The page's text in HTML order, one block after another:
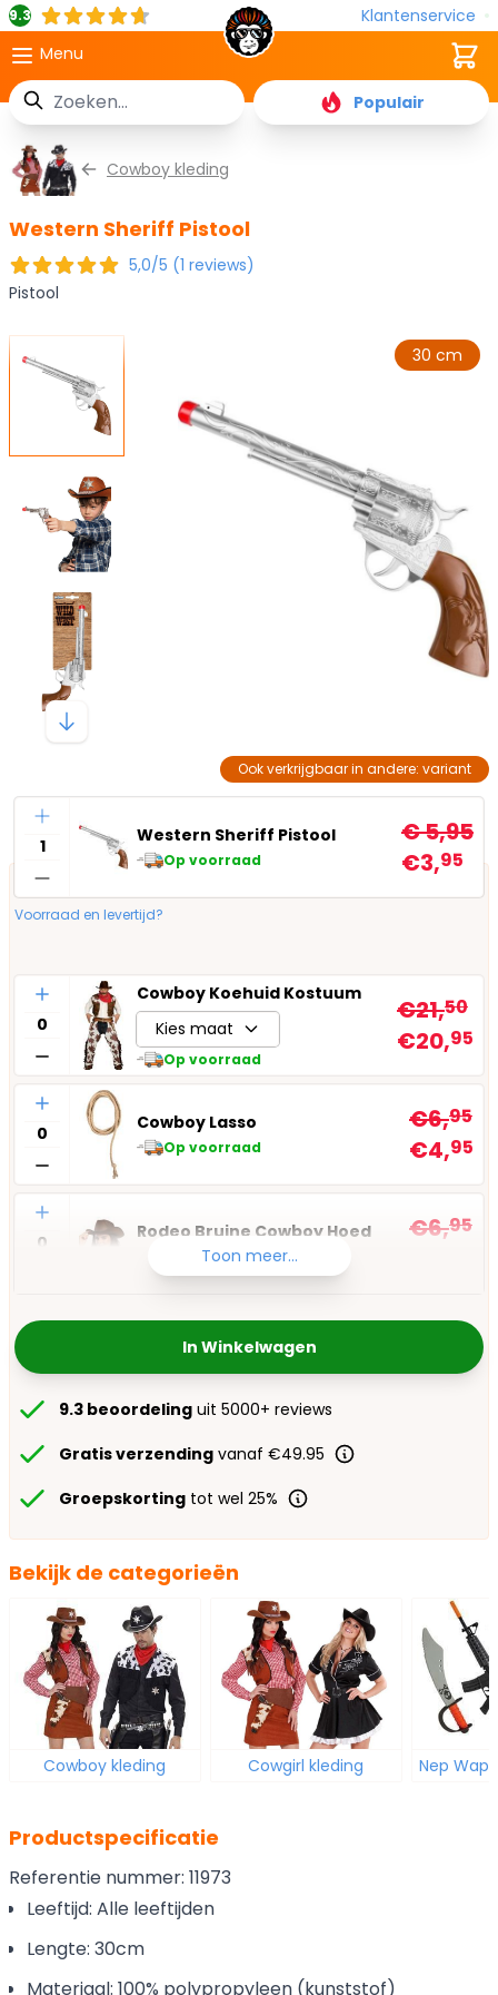
9.3
Klantenservice
Menu
Zoek
Populair
Cart
Cowboy kleding
Western Sheriff Pistool
5,0/5 (1 reviews)
Pistool
30 cm
Ook verkrijgbaar in andere: variant
Aantal
Western Sheriff Pistool
Op voorraad
€ 5,95
€3,95
Voorraad en levertijd?
Aantal
Cowboy Koehuid Kostuum
Kies maat
Op voorraad
€21,50
€20,95
Aantal
Cowboy Lasso
Op voorraad
€6,95
€4,95
Aantal
Rodeo Bruine Cowboy Hoed
Op voorraad
€6,95
Toon meer...
In Winkelwagen
9.3 beoordeling uit 5000+ reviews
Gratis verzending vanaf €49.95
Groepskorting tot wel 25%
Bekijk de categorieën
Cowboy kleding Cowgirl kleding Nep
Productspecificatie
Referentie nummer: 11973
Leeftijd: Alle leeftijden
Lengte: 30cm
Materiaal: 100% polypropyleen (kunststof)